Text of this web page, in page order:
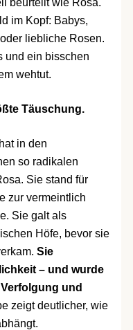
im Kopf: Babys,
liebliche Rosen.
und ein bisschen
wehtut.
Täuschung.
in den
so radikalen
Sie stand für
zur vermeintlich
Sie galt als
Höfe, bevor sie
Sie
– und wurde
und
zeigt deutlicher, wie